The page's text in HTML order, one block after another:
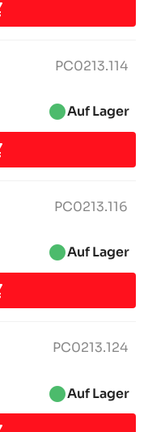
PC0213.114
brightness_1Auf Lager
PC0213.116
brightness_1Auf Lager
PC0213.124
brightness_1Auf Lager